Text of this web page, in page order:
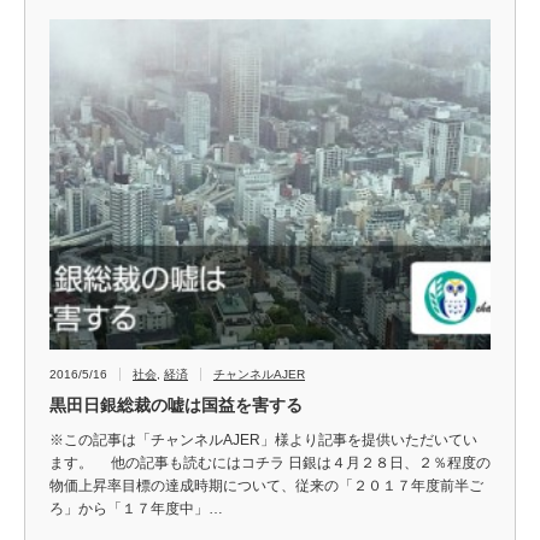
2016/5/16 社会 経済 チャンネルAJER
黒田日銀総裁の嘘は国益を害する
※この記事は「チャンネルAJER」様より記事を提供いただいてい
ます。 他の記事も読むにはコチラ 日銀は４月２８日、２％程度の
物価上昇率目標の達成時期について、従来の「２０１７年度前半ご
ろ」から「１７年度中」…